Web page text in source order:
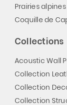
Prairies alpines
Coquille de
Collections
Acoustic Wall
Collection
Collection
Collection